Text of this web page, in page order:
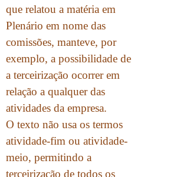
que relatou a matéria em
Plenário em nome das
comissões, manteve, por
exemplo, a possibilidade de
a terceirização ocorrer em
relação a qualquer das
atividades da empresa.
O texto não usa os termos
atividade-fim ou atividade-
meio, permitindo a
terceirização de todos os